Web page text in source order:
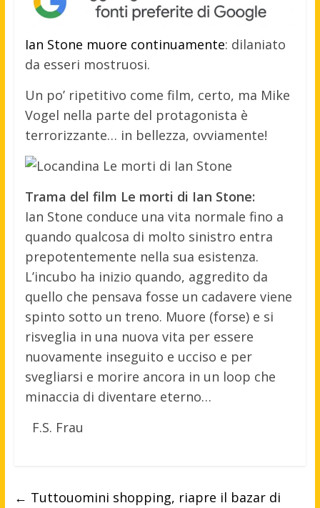
Ian Stone muore continuamente: dilaniato
da esseri mostruosi.
Un po’ ripetitivo come film, certo, ma Mike
Vogel nella parte del protagonista è
terrorizzante… in bellezza, ovviamente!
Trama del film Le morti di Ian Stone:
Ian Stone conduce una vita normale fino a
quando qualcosa di molto sinistro entra
prepotentemente nella sua esistenza.
L’incubo ha inizio quando, aggredito da
quello che pensava fosse un cadavere viene
spinto sotto un treno. Muore (forse) e si
risveglia in una nuova vita per essere
nuovamente inseguito e ucciso e per
svegliarsi e morire ancora in un loop che
minaccia di diventare eterno…
F.S. Frau
← Tuttouomini shopping, riapre il bazar di